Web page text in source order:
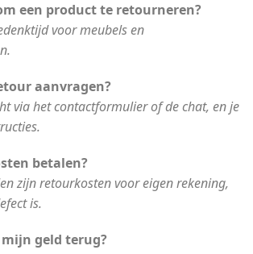
een product te retourneren?
voor meubels en
aanvragen?
via het contactformulier of de chat, en je
betalen?
zijn retourkosten voor eigen rekening,
is.
geld terug?